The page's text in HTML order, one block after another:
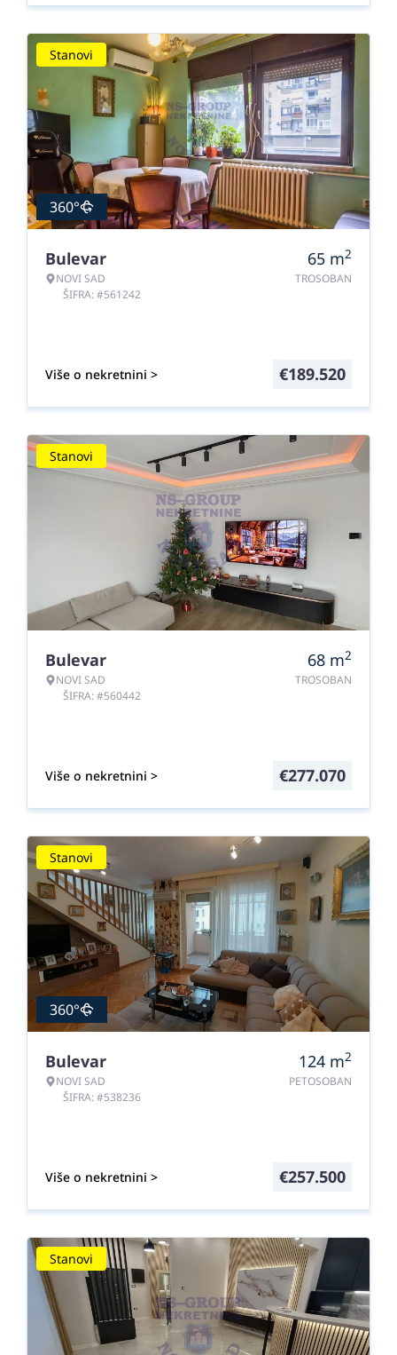
Stanovi
360°
Bulevar
NOVI SAD
ŠIFRA: #561242
65 m2
TROSOBAN
Više o nekretnini > €189.520
Stanovi
Bulevar
NOVI SAD
ŠIFRA: #560442
68 m2
TROSOBAN
Više o nekretnini > €277.070
Stanovi
360°
Bulevar
NOVI SAD
ŠIFRA: #538236
124 m2
PETOSOBAN
Više o nekretnini > €257.500
Stanovi